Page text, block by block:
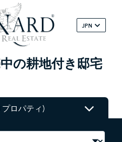
JPN
の耕地付き邸宅
ロパティ)